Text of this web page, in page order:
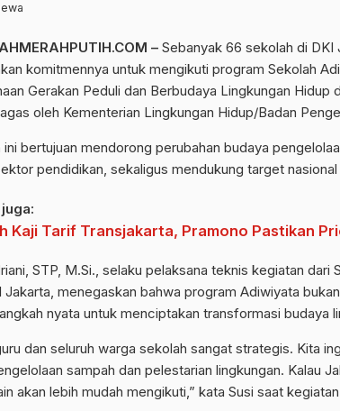
– Sebanyak 66 sekolah di DKI
komitmennya untuk mengikuti program Sekolah
Gerakan Peduli dan Berbudaya Lingkungan Hidup
oleh Kementerian Lingkungan Hidup/Badan
ini bertujuan mendorong perubahan budaya
pendidikan, sekaligus mendukung target
Kaji Tarif Transjakarta, Pramono Pastikan
STP, M.Si., selaku pelaksana teknis kegiatan
Jakarta, menegaskan bahwa program Adiwiyata
nyata untuk menciptakan transformasi budaya
dan seluruh warga sekolah sangat strategis. Kita
sampah dan pelestarian lingkungan. Kalau
akan lebih mudah mengikuti,” kata Susi saat